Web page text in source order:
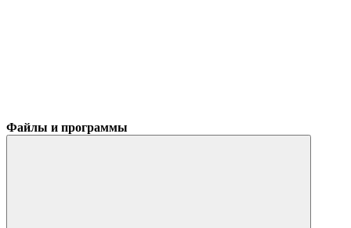
Файлы и программы